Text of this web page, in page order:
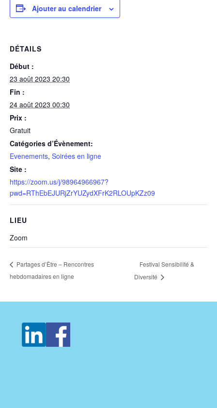
Ajouter au calendrier
DÉTAILS
Début :
23 août 2023 20:30
Fin :
24 août 2023 00:30
Prix :
Gratuit
Catégories d’Évènement:
Evenements, Soirées en ligne
Site :
https://zoom.us/j/98964966967?
pwd=RThEbEJURjZrYUZydXFrK2RLOUpKZz09
LIEU
Zoom
Partages d’Être – Rencontres
hebdomadaires en ligne
Festival Sensibilité &
Diversité